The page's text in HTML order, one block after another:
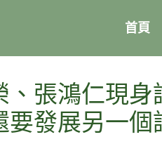
首頁
、張鴻仁現
要發展另一個